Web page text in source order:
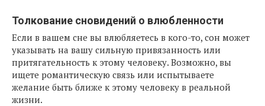
Толкование сновидений о влюбленности
Если в вашем сне вы влюбляетесь в кого-то, сон может
указывать на вашу сильную привязанность или
притягательность к этому человеку. Возможно, вы
ищете романтическую связь или испытываете
желание быть ближе к этому человеку в реальной
жизни.